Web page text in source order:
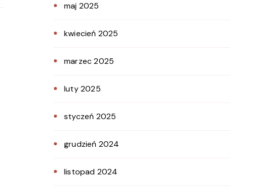
maj 2025
kwiecień 2025
marzec 2025
luty 2025
styczeń 2025
grudzień 2024
listopad 2024